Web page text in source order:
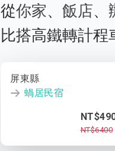
從你家、 飯店、
比搭高鐵轉計程
屏東縣
蝸居民宿
NT$6400